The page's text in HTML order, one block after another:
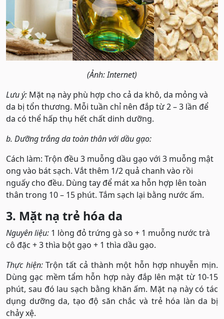
(Ảnh: Internet)
Lưu ý: Mặt nạ này phù hợp cho cả da khô, da mỏng và
da bị tổn thương. Mỗi tuần chỉ nên đắp từ 2 – 3 lần để
da có thể hấp thụ hết chất dinh dưỡng.
b. Dưỡng trắng da toàn thân với dầugạo:
Cách làm: Trộn đều 3 muỗng dầu gạo với 3 muỗng mật
ong vào bát sạch. Vắt thêm 1/2 quả chanh vào rồi
nguấy cho đều. Dùng tay để mát xa hỗn hợp lên toàn
thân trong 10 – 15 phút. Tắm sạch lại bằng nước ấm.
3. Mặt nạ trẻ hóa da
Nguyên liệu: 1 lòng đỏ trứng gà so + 1 muỗng nước trà
cô đặc + 3 thìa bột gạo + 1 thìa dầu gạo.
Thực hiện:Trộn tất cả thành một hỗn hợp nhuyễn mịn.
Dùng gạc mềm tẩm hỗn hợp này đắp lên mặt từ 10-15
phút, sau đó lau sạch bằng khăn ấm. Mặt nạ này có tác
dụng dưỡng da, tạo độ săn chắc và trẻ hóa làn da bị
chảy xệ.